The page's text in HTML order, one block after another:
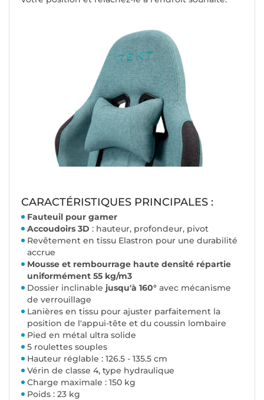
CARACTÉRISTIQUES PRINCIPALES :
Fauteuil pour gamer
Accoudoirs 3D : hauteur, profondeur, pivot
Revêtement en tissu Elastron pour une durabilité
accrue
Mousse et rembourrage haute densité répartie
uniformément 55 kg/m3
Dossier inclinable jusqu'à 160° avec mécanisme
de verrouillage
Lanières en tissu pour ajuster parfaitement la
position de l'appui-tête et du coussin lombaire
Pied en métal ultra solide
5 roulettes souples
Hauteur réglable : 126.5 - 135.5 cm
Vérin de classe 4, type hydraulique
Charge maximale : 150 kg
Poids : 23 kg